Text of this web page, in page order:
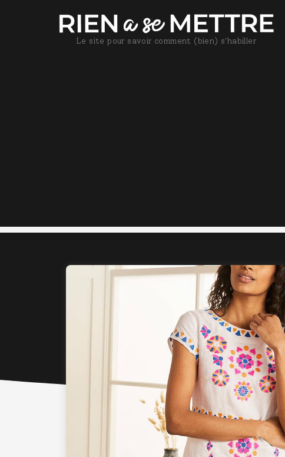
Le site pour savoir comment (bien) s'habiller